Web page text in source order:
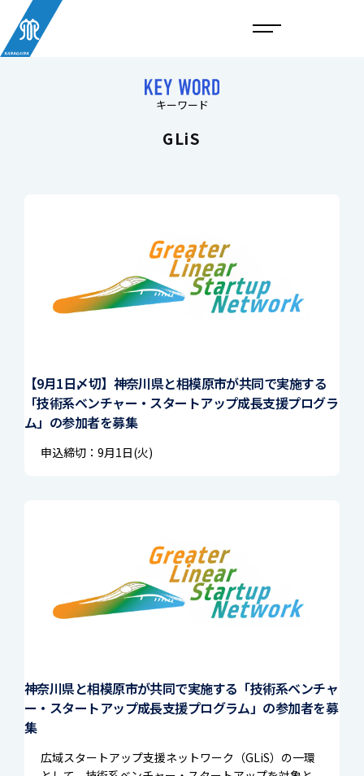
ン
キーワード
GLiS
【9月1日〆切】神奈川県と相模原市が共同で実施する
「技術系ベンチャー・スタートアップ成⾧支援プログラ
ム」の参加者を募集
申込締切：9月1日(火)
神奈川県と相模原市が共同で実施する「技術系ベンチャ
ー・スタートアップ成⾧支援プログラム」の参加者を募
集
広域スタートアップ支援ネットワーク（GLiS）の一環